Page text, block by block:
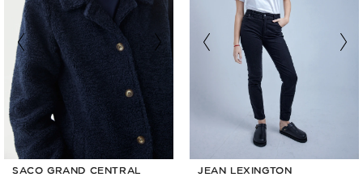
SACO GRAND CENTRAL
JEAN LEXINGTON